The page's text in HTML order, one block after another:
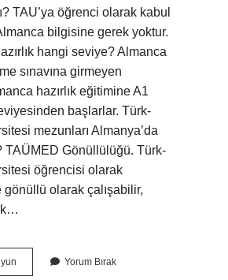
TAU’ya öğrenci olarak kabul
bilgisine gerek yoktur.
hangi seviye? Almanca
sınavına girmeyen
hazırlık eğitimine A1
başlarlar. Türk-
mezunları Almanya’da
TAÜMED Gönüllülüğü. Türk-
öğrencisi olarak
olarak çalışabilir,
Alman
Yorum Bırak